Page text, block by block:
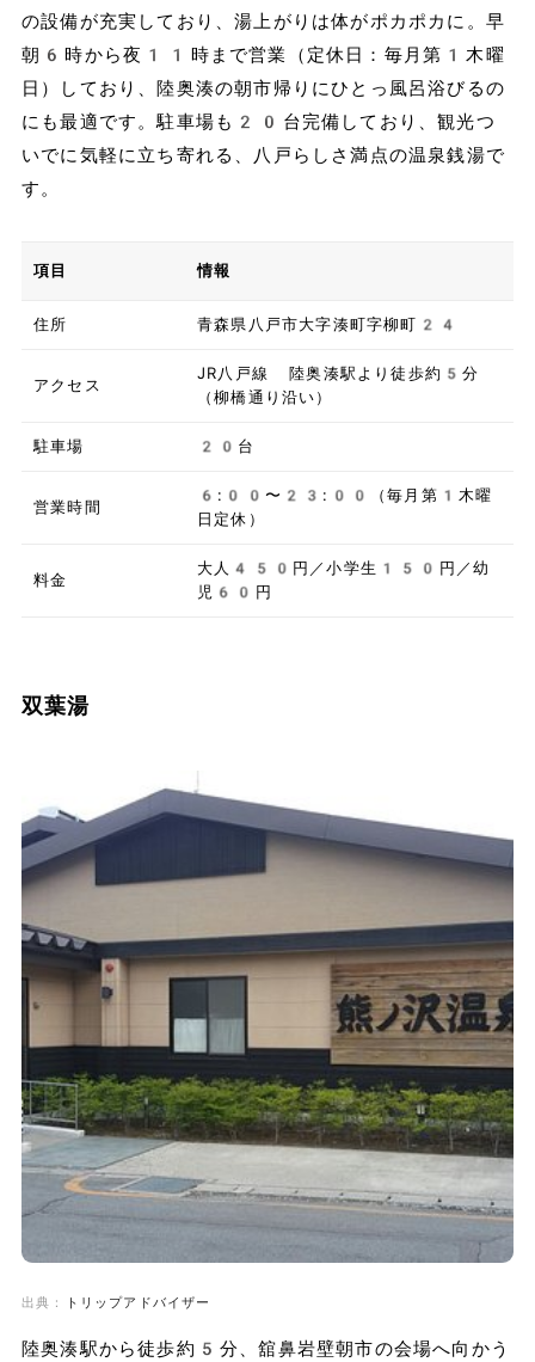
の設備が充実しており、湯上がりは体がポカポカに。早
朝6時から夜11時まで営業（定休日：毎月第1木曜
日）しており、陸奥湊の朝市帰りにひとっ風呂浴びるの
にも最適です。駐車場も20台完備しており、観光つ
いでに気軽に立ち寄れる、八戸らしさ満点の温泉銭湯で
す。
項目 情報
住所 青森県八戸市大字湊町字柳町24
アクセス
JR八戸線 陸奥湊駅より徒歩約5分
（柳橋通り沿い）
駐車場 20台
営業時間
6:00〜23:00（毎月第1木曜
日定休）
料金
大人450円／小学生150円／幼
児60円
双葉湯
出典： トリップアドバイザー
陸奥湊駅から徒歩約5分、舘鼻岩壁朝市の会場へ向かう